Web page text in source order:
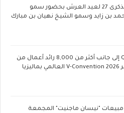
أبوظبي تحتفي بالذكرى 27 لعيد العرش بحضور سمو
بن زايد وسمو الشيخ نهيان بن مبارك
تشارك QN Maroc إلى جانب أكثر من 8,000 رائد أعمال من
مبيعات "نيسان ماجنيت" المجمعة